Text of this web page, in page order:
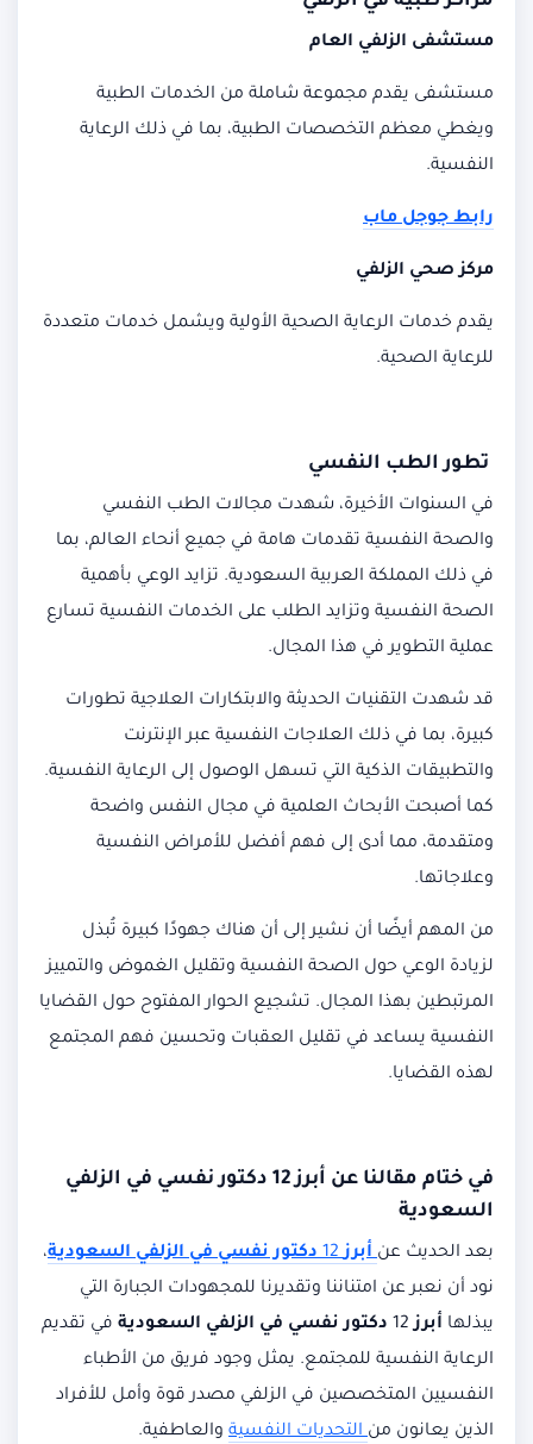
مستشفى الزلفي العام
مستشفى يقدم مجموعة شاملة من الخدمات الطبية
ويغطي معظم التخصصات الطبية، بما في ذلك الرعاية
النفسية.
رابط جوجل ماب
مركز صحي الزلفي
يقدم خدمات الرعاية الصحية الأولية ويشمل خدمات متعددة
للرعاية الصحية.
تطور الطب النفسي
في السنوات الأخيرة، شهدت مجالات الطب النفسي
والصحة النفسية تقدمات هامة في جميع أنحاء العالم، بما
في ذلك المملكة العربية السعودية. تزايد الوعي بأهمية
الصحة النفسية وتزايد الطلب على الخدمات النفسية تسارع
عملية التطوير في هذا المجال.
قد شهدت التقنيات الحديثة والابتكارات العلاجية تطورات
كبيرة، بما في ذلك العلاجات النفسية عبر الإنترنت
والتطبيقات الذكية التي تسهل الوصول إلى الرعاية النفسية.
كما أصبحت الأبحاث العلمية في مجال النفس واضحة
ومتقدمة، مما أدى إلى فهم أفضل للأمراض النفسية
وعلاجاتها.
من المهم أيضًا أن نشير إلى أن هناك جهودًا كبيرة تُبذل
لزيادة الوعي حول الصحة النفسية وتقليل الغموض والتمييز
المرتبطين بهذا المجال. تشجيع الحوار المفتوح حول القضايا
النفسية يساعد في تقليل العقبات وتحسين فهم المجتمع
لهذه القضايا.
في ختام مقالنا عن
أبرز 12 دكتور نفسي في الزلفي
السعودية
بعد الحديث عن أبرز12 دكتور نفسي في الزلفي السعودية،
نود أن نعبر عن امتناننا وتقديرنا للمجهودات الجبارة التي
يبذلها أبرز12 دكتور نفسي في الزلفي السعودية في تقديم
الرعاية النفسية للمجتمع. يمثل وجود فريق من الأطباء
النفسيين المتخصصين في الزلفي مصدر قوة وأمل للأفراد
الذين يعانون منالتحديات النفسية والعاطفية.